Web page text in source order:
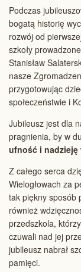
Podczas
bogatą historię
rozwój od
szkoły
Stanisław
nasze
przygotowując
społeczeństwie i
Jubileusz jest dla
pragnienia, by w
ufność i nadzieję
Z całego serca
Wielogłowach za
tak piękny sposób
również
przedszkola,
czuwali nad jej
jubileusz nabrał
pamięci.